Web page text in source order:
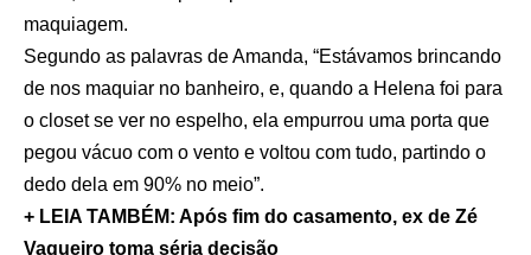
maquiagem.
Segundo as palavras de Amanda, “Estávamos brincando
de nos maquiar no banheiro, e, quando a Helena foi para
o closet se ver no espelho, ela empurrou uma porta que
pegou vácuo com o vento e voltou com tudo, partindo o
dedo dela em 90% no meio”.
+ LEIA TAMBÉM: Após fim do casamento, ex de Zé
Vaqueiro toma séria decisão